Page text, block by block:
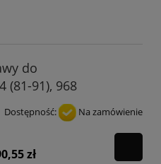
do
(81-91), 968
Dostępność: Na zamówienie
zł